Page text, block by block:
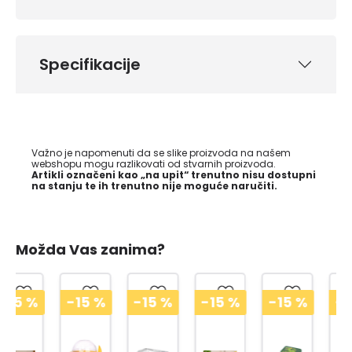
Specifikacije
Važno je napomenuti da se slike proizvoda na našem
webshopu mogu razlikovati od stvarnih proizvoda.
Artikli označeni kao „na upit“ trenutno nisu dostupni
na stanju te ih trenutno nije moguće naručiti.
Možda Vas zanima?
-15 -15 -15 -15 -15